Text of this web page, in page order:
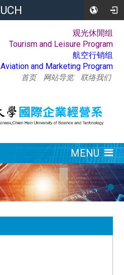
UCH
:::
观光休閒组
Tourism and Leisure Program
航空行销组
Aviation and Marketing Program
首页 网站导览 联络我们
MENU